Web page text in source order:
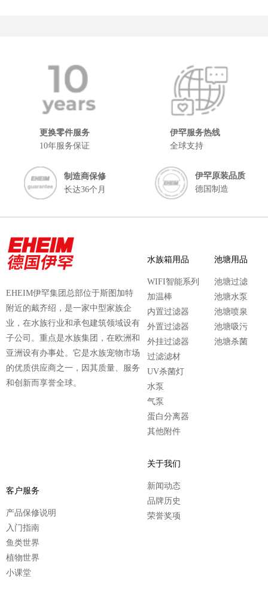
更换零件服务
10年服务保证
伊罕服务热线
全球支持
制造商保修
长达36个月
伊罕原装品质
德国制造
EHEIM伊罕集团总部位于斯图加特
附近的戴齐绍，是一家中型家族企
业，在水族行业和承包建筑领域设有
子公司。重点是水族集团，在欧洲和
亚洲设有办事处。它是水族宠物市场
的优质供应商之一，因其质量、服务
和创新而享誉全球。
水族箱用品
WIFI智能系列
加温棒
内置过滤器
外置过滤器
外挂过滤器
过滤滤材
UV杀菌灯
水泵
气泵
蛋白分离器
其他附件
池塘用品
池塘过滤
池塘水泵
池塘喷泉
池塘吸污
池塘杀菌
客户服务
产品保修说明
入门指南
鱼类世界
植物世界
小课堂
关于我们
新闻动态
品牌历史
荣誉奖项